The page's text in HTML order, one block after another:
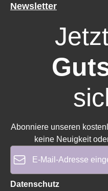
Newsletter
Abonniere unseren
keine Neuigkeit
Datenschutz